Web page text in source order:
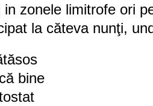
in zonele limitrofe ori
la căteva nunţi,
bine